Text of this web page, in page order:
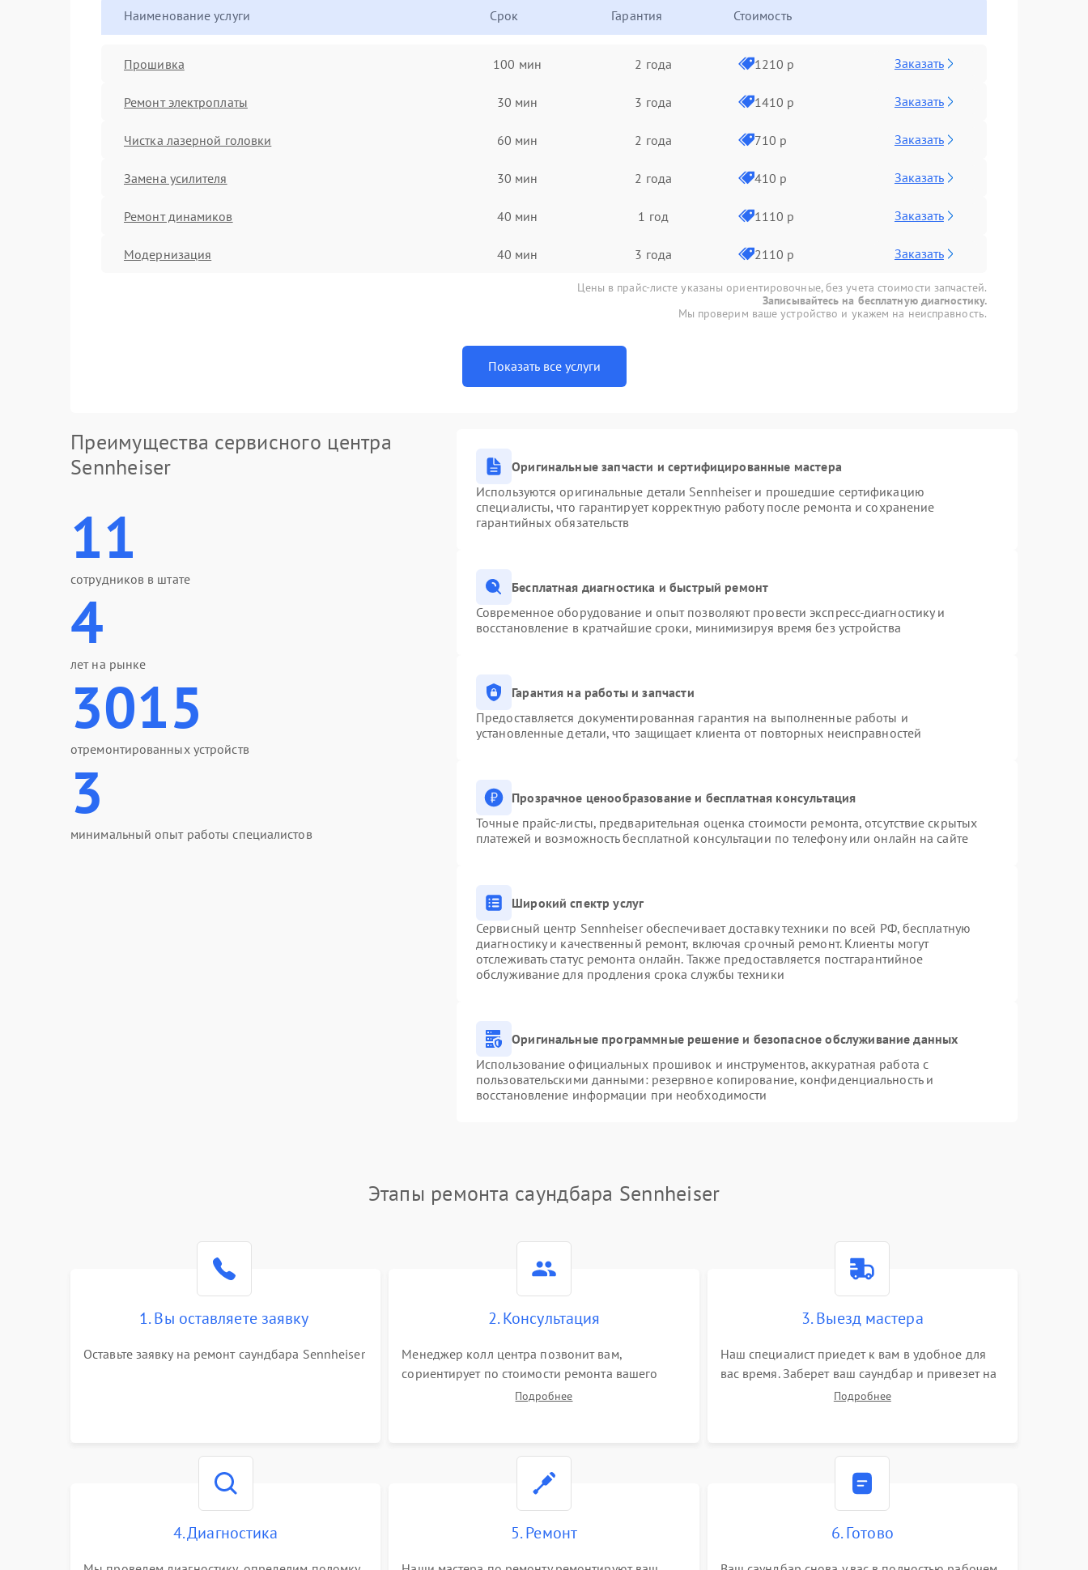
Наименование услуги Срок Гарантия Стоимость
Прошивка 100 мин 2 года 1210 р Заказать
Ремонт электроплаты 30 мин 3 года 1410 р Заказать
Чистка лазерной головки 60 мин 2 года 710 р Заказать
Замена усилителя 30 мин 2 года 410 р Заказать
Ремонт динамиков 40 мин 1 год 1110 р Заказать
Модернизация 40 мин 3 года 2110 р Заказать
Цены в прайс-листе указаны ориентировочные, без учета стоимости запчастей.
Записывайтесь на бесплатную диагностику.
Мы проверим ваше устройство и укажем на неисправность.
Показать все услуги
Преимущества сервисного центра
Sennheiser
11
сотрудников в штате
4
лет на рынке
3015
отремонтированных устройств
3
минимальный опыт работы специалистов
Оригинальные запчасти и сертифицированные мастера
Используются оригинальные детали Sennheiser и прошедшие сертификацию
специалисты, что гарантирует корректную работу после ремонта и сохранение
гарантийных обязательств
Бесплатная диагностика и быстрый ремонт
Современное оборудование и опыт позволяют провести экспресс-диагностику и
восстановление в кратчайшие сроки, минимизируя время без устройства
Гарантия на работы и запчасти
Предоставляется документированная гарантия на выполненные работы и
установленные детали, что защищает клиента от повторных неисправностей
Прозрачное ценообразование и бесплатная консультация
Точные прайс-листы, предварительная оценка стоимости ремонта, отсутствие скрытых
платежей и возможность бесплатной консультации по телефону или онлайн на сайте
Широкий спектр услуг
Сервисный центр Sennheiser обеспечивает доставку техники по всей РФ, бесплатную
диагностику и качественный ремонт, включая срочный ремонт. Клиенты могут
отслеживать статус ремонта онлайн. Также предоставляется постгарантийное
обслуживание для продления срока службы техники
Оригинальные программные решение и безопасное обслуживание данных
Использование официальных прошивок и инструментов, аккуратная работа с
пользовательскими данными: резервное копирование, конфиденциальность и
восстановление информации при необходимости
Этапы ремонта саундбара Sennheiser
1. Вы оставляете заявку
Оставьте заявку на ремонт саундбара Sennheiser
2. Консультация
Менеджер колл центра позвонит вам,
сориентирует по стоимости ремонта вашего
саундбара а также ответит на все ваши вопросы.
Подробнее
3. Выезд мастера
Наш специалист приедет к вам в удобное для
вас время. Заберет ваш саундбар и привезет на
склад для диагностики.Подробнее
4. Диагностика 5. Ремонт 6. Готово